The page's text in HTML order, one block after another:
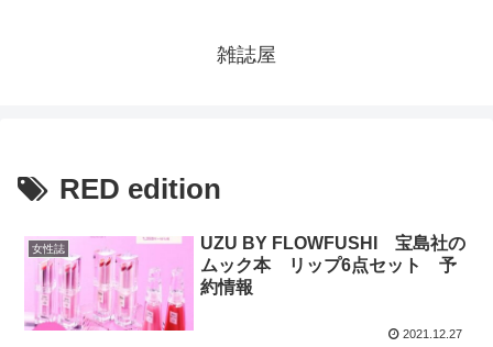
雑誌屋
RED edition
女性誌
UZU BY FLOWFUSHI 宝島社の
ムック本 リップ6点セット 予
約情報
2021.12.27